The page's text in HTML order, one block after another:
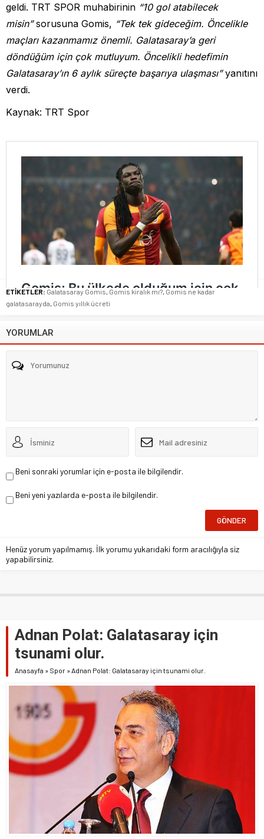
geldi. TRT SPOR muhabirinin “10 gol atabilecek
misin”sorusuna Gomis, “Tek tek gideceğim. Öncelikle
maçları kazanmamız önemli. Galatasaray’a geri
döndüğüm için çok mutluyum. Öncelikli hedefimin
Galatasaray’ın 6 aylık süreçte başarıya ulaşması”yanıtını
verdi.
Kaynak: TRT Spor
ETİKETLER: Galatasaray Gomis, Gomis kiralık mı?, Gomis ne kadar
galatasarayda, Gomis yıllık ücreti
YORUMLAR
Beni sonraki yorumlar için e-posta ile bilgilendir.
Beni yeni yazılarda e-posta ile bilgilendir.
Henüz yorum yapılmamış. İlk yorumu yukarıdaki form aracılığıyla siz
yapabilirsiniz.
Adnan Polat: Galatasaray için
tsunami olur.
Anasayfa » Spor »Adnan Polat: Galatasaray için tsunami olur.